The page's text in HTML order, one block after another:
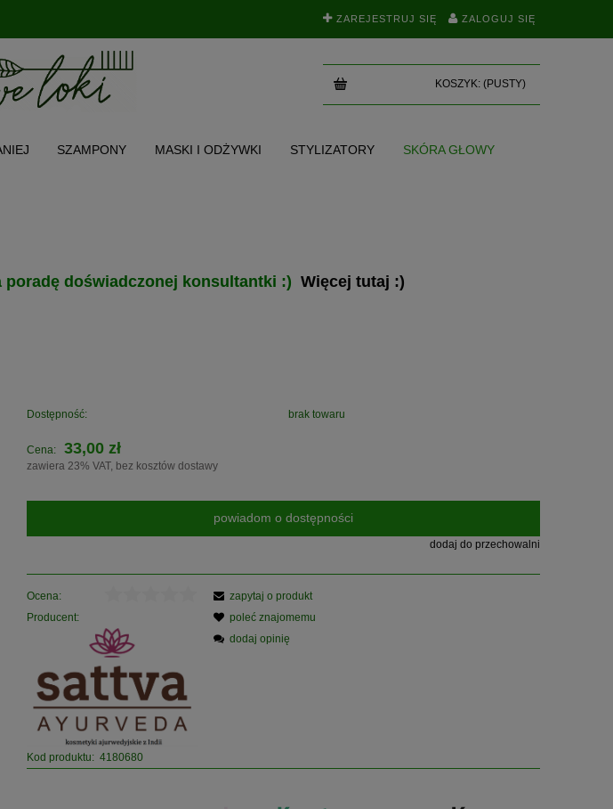
ZAREJESTRUJ SIĘ ZALOGUJ SIĘ
KOSZYK: (PUSTY)
SZAMPONY MASKI I ODŻYWKI STYLIZATORY SKÓRA GŁOWY
doświadczonej konsultantki :) Więcej tutaj :)
Dostępność: brak towaru
Cena: 33,00 zł
zawiera 23% VAT, bez kosztów dostawy
powiadom o dostępności
dodaj do przechowalni
Ocena:
Producent:
Kod produktu: 4180680
zapytaj o produkt
poleć znajomemu
dodaj opinię